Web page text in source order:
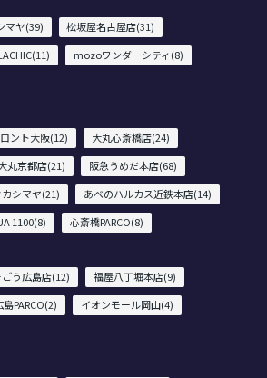
マヤ(39)
松坂屋名古屋店(31)
mozoワンダーシティ(8)
ント大阪(12)
大丸心斎橋店(24)
丸京都店(21)
阪急うめだ本店(68)
シマヤ(21)
あべのハルカス近鉄本店(14)
1100(8) 心斎橋PARCO(8)
ごう広島店(12)
福屋八丁堀本店(9)
島PARCO(2)
イオンモール岡山(4)